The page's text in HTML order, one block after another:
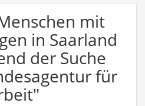
mit
in Saarland
der Suche
für